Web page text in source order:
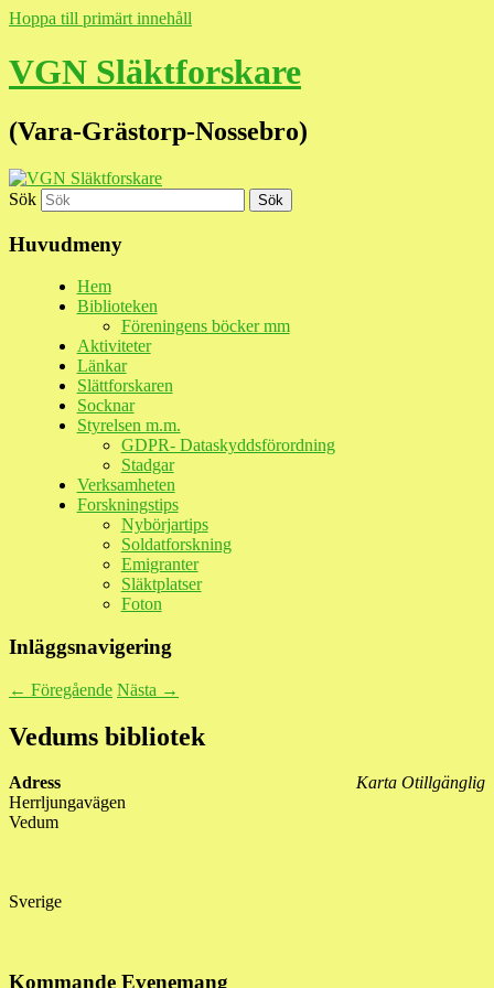
Hoppa till primärt innehåll
VGN Släktforskare
(Vara-Grästorp-Nossebro)
Sök
Huvudmeny
Hem
Biblioteken
Föreningens böcker mm
Aktiviteter
Länkar
Slättforskaren
Socknar
Styrelsen m.m.
GDPR- Dataskyddsförordning
Stadgar
Verksamheten
Forskningstips
Nybörjartips
Soldatforskning
Emigranter
Släktplatser
Foton
Inläggsnavigering
← Föregående Nästa →
Vedums bibliotek
Karta Otillgänglig
Adress
Herrljungavägen
Vedum
Sverige
Kommande Evenemang